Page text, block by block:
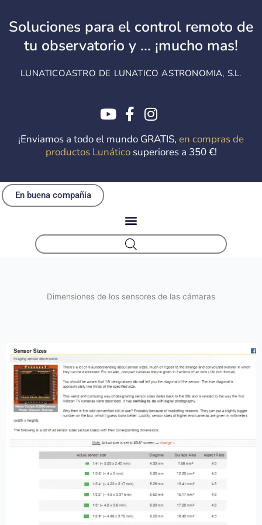
Soluciones para el control remoto de
tu observatorio y ... ¡mucho mas!
LUNATICOASTRO DE LUNATICO ASTRONOMIA, S.L.
¡Enviamos a todo el mundo GRATIS, en compras de
productos Lunáticosuperiores a 350 €!
En buena compañía
Dimensiones de los sensores de las cámaras